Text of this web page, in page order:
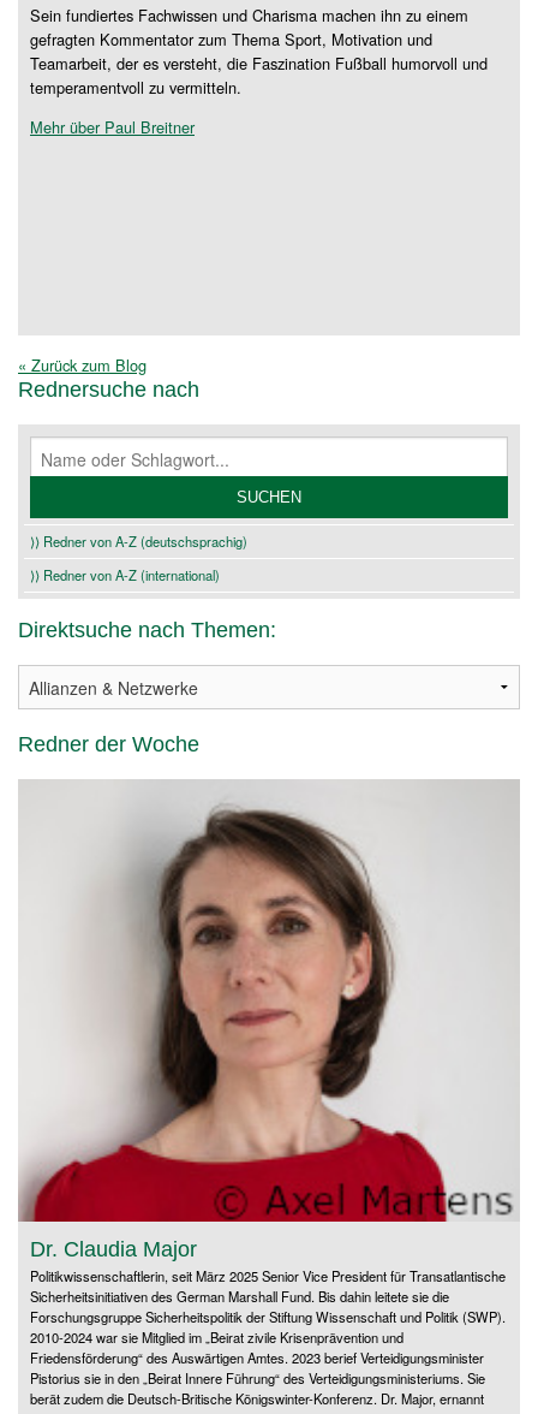
Sein fundiertes Fachwissen und Charisma machen ihn zu einem
gefragten Kommentator zum Thema Sport, Motivation und
Teamarbeit, der es versteht, die Faszination Fußball humorvoll und
temperamentvoll zu vermitteln.
Mehr über Paul Breitner
« Zurück zum Blog
Rednersuche nach
⟩⟩ Redner von A-Z (deutschsprachig)
⟩⟩ Redner von A-Z (international)
Direktsuche nach Themen:
Redner der Woche
Dr. Claudia Major
Politikwissenschaftlerin, seit März 2025 Senior Vice President für Transatlantische
Sicherheitsinitiativen des German Marshall Fund. Bis dahin leitete sie die
Forschungsgruppe Sicherheitspolitik der Stiftung Wissenschaft und Politik (SWP).
2010-2024 war sie Mitglied im „Beirat zivile Krisenprävention und
Friedensförderung“ des Auswärtigen Amtes. 2023 berief Verteidigungsminister
Pistorius sie in den „Beirat Innere Führung“ des Verteidigungsministeriums. Sie
berät zudem die Deutsch-Britische Königswinter-Konferenz. Dr. Major, ernannt